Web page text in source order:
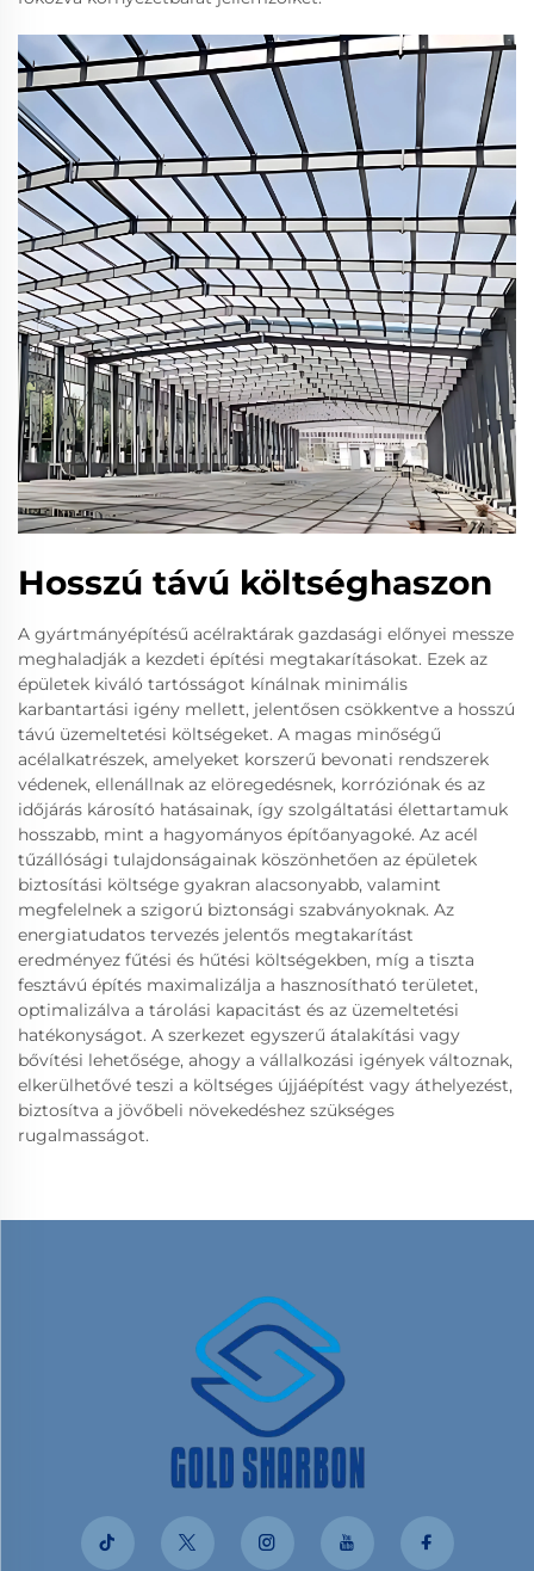
Hosszú távú költséghaszon
A gyártmányépítésű acélraktárak gazdasági előnyei messze
meghaladják a kezdeti építési megtakarításokat. Ezek az
épületek kiváló tartósságot kínálnak minimális
karbantartási igény mellett, jelentősen csökkentve a hosszú
távú üzemeltetési költségeket. A magas minőségű
acélalkatrészek, amelyeket korszerű bevonati rendszerek
védenek, ellenállnak az elöregedésnek, korróziónak és az
időjárás károsító hatásainak, így szolgáltatási élettartamuk
hosszabb, mint a hagyományos építőanyagoké. Az acél
tűzállósági tulajdonságainak köszönhetően az épületek
biztosítási költsége gyakran alacsonyabb, valamint
megfelelnek a szigorú biztonsági szabványoknak. Az
energiatudatos tervezés jelentős megtakarítást
eredményez fűtési és hűtési költségekben, míg a tiszta
fesztávú építés maximalizálja a hasznosítható területet,
optimalizálva a tárolási kapacitást és az üzemeltetési
hatékonyságot. A szerkezet egyszerű átalakítási vagy
bővítési lehetősége, ahogy a vállalkozási igények változnak,
elkerülhetővé teszi a költséges újjáépítést vagy áthelyezést,
biztosítva a jövőbeli növekedéshez szükséges
rugalmasságot.